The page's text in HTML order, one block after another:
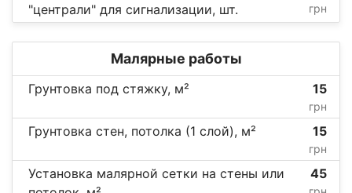
"централи" для сигнализации, шт.
грн
Малярные работы
Грунтовка под стяжку, м² 15
грн
Грунтовка стен, потолка (1 слой), м² 15
грн
Установка малярной сетки на стены или
45